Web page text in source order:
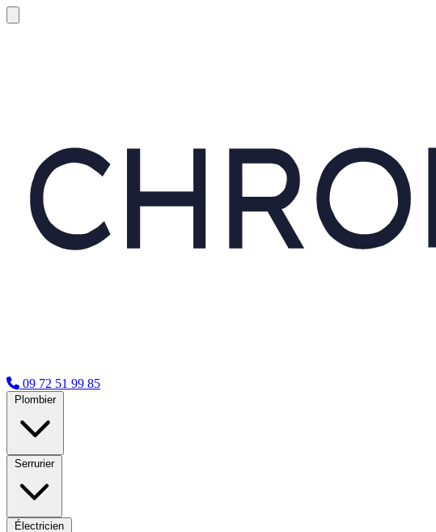
09 72 51 99 85
Plombier
Serrurier
Électricien